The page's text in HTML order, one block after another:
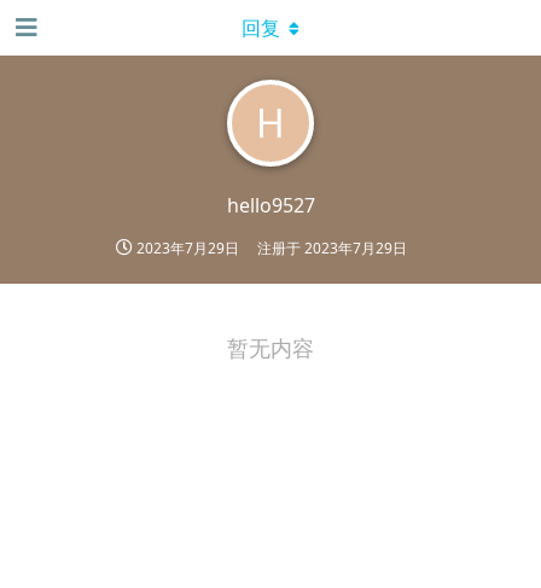
H
hello9527
2023年7月29日 注册于2023年7月29日
回复
暂无内容